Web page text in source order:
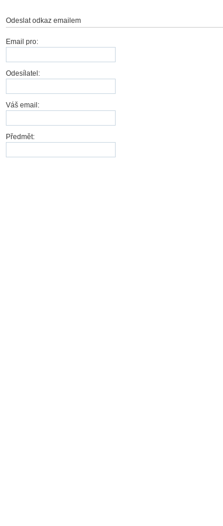
Odeslat odkaz emailem
Email pro:
Odesílatel:
Váš email:
Předmět: